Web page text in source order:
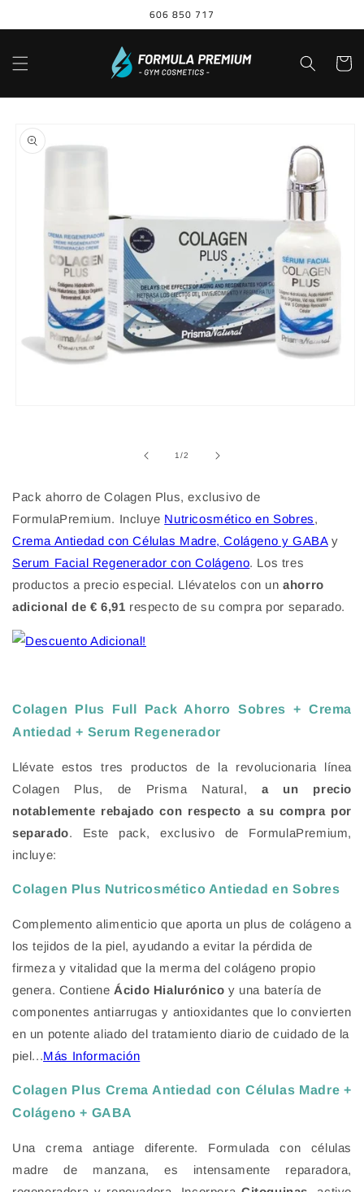
al contenido
606 850 717
Carrito
a la
información
modal
1/de
2
Pack ahorro de Colagen Plus, exclusivo de
FormulaPremium. Incluye Nutricosmético en Sobres,
Crema Antiedad con Células Madre, Colágeno y GABAy
Serum Facial Regenerador con Colágeno. Los tres
productos a precio especial. Llévatelos con unahorro
adicional de € 6,91 respecto de su compra por separado.
Colagen Plus Full Pack Ahorro Sobres + Crema
Antiedad + Serum Regenerador
Llévate estos tres productos de la revolucionaria línea
Colagen Plus, de Prisma Natural, a un precio
notablemente rebajado con respecto a su compra por
separado. Este pack, exclusivo de FormulaPremium,
incluye:
Colagen Plus Nutricosmético Antiedad en Sobres
Complemento alimenticio que aporta un plus de colágeno a
los tejidos de la piel, ayudando a evitar la pérdida de
firmeza y vitalidad que la merma del colágeno propio
genera. Contiene Ácido Hialurónico y una batería de
componentes antiarrugas y antioxidantes que lo convierten
en un potente aliado del tratamiento diario de cuidado de la
piel...Más Información
Colagen Plus Crema Antiedad con Células Madre +
Colágeno + GABA
Una crema antiage diferente. Formulada con células
madre de manzana, es intensamente reparadora,